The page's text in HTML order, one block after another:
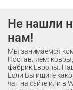
Не нашли
нам!
Мы занимаемся
Поставляем: ковры,
фабрик Европы.
Если Вы ищите
чат на сайте или в